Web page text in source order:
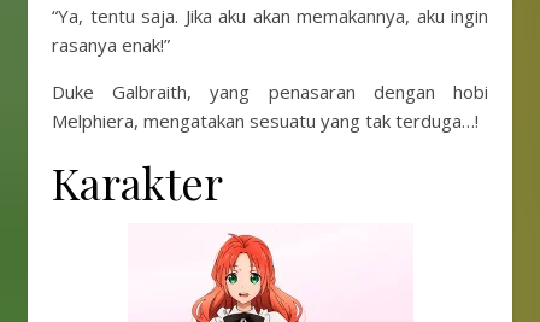
“Ya, tentu saja. Jika aku akan memakannya, aku ingin
rasanya enak!”
Duke Galbraith, yang penasaran dengan hobi
Melphiera, mengatakan sesuatu yang tak terduga…!
Karakter